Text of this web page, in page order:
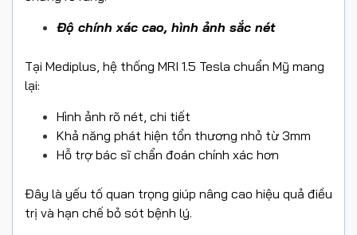
Độ chính xác cao, hình ảnh sắc nét
Tại Mediplus, hệ thống MRI 1.5 Tesla chuẩn Mỹ mang
lại:
Hình ảnh rõ nét, chi tiết
Khả năng phát hiện tổn thương nhỏ từ 3mm
Hỗ trợ bác sĩ chẩn đoán chính xác hơn
Đây là yếu tố quan trọng giúp nâng cao hiệu quả điều
trị và hạn chế bỏ sót bệnh lý.